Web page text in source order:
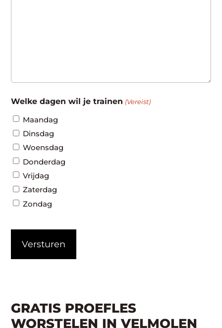
Welke dagen wil je trainen (Vereist)
Maandag
Dinsdag
Woensdag
Donderdag
Vrijdag
Zaterdag
Zondag
GRATIS PROEFLES
WORSTELEN IN VELMOLEN